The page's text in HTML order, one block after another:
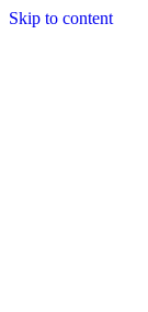
Skip to content